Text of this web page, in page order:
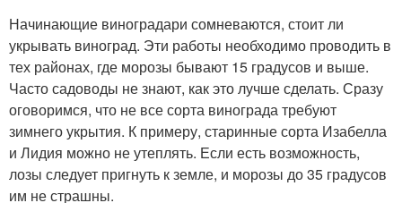
Начинающие виноградари сомневаются, стоит ли
укрывать виноград. Эти работы необходимо проводить в
тех районах, где морозы бывают 15 градусов и выше.
Часто садоводы не знают, как это лучше сделать. Сразу
оговоримся, что не все сорта винограда требуют
зимнего укрытия. К примеру, старинные сорта Изабелла
и Лидия можно не утеплять. Если есть возможность,
лозы следует пригнуть к земле, и морозы до 35 градусов
им не страшны.